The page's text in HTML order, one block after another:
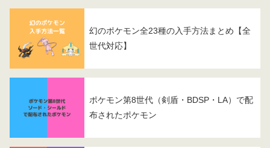
幻のポケモン全23種の入手方法まとめ【全
世代対応】
ポケモン第8世代（剣盾・BDSP・LA）で配
布されたポケモン